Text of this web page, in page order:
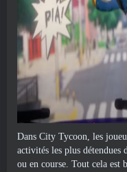
Dans City Tycoon, les
activités les plus
ou en course. Tout cela est